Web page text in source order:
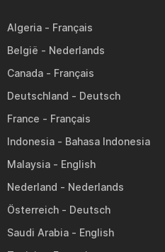
Algeria
België
Canada
Deutschland
France
Indonesia
Malaysia
Nederland
Österreich
Saudi Arabia